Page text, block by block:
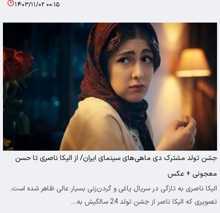
۱۴۰۳/۱۱/۰۲ ۰۰:۱۵
جشن تولد مشترک دی ماهی‌های سینمای ایران/ از الیکا ناصری تا حسن
معجونی + عکس
الیکا ناصری به تازگی در سریال یاغی و گردن‌زنی بسیار عالی ظاهر شده است.
تصویری که الیکا ناصر از جشن تولد 24 سالگیش به…